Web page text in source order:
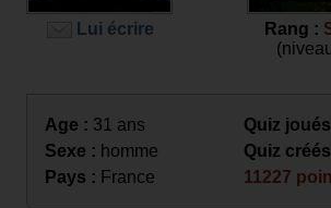
Lui écrire Rang :
Age : 31 ans
Sexe : homme
Pays : France
Quiz
Quiz
11227